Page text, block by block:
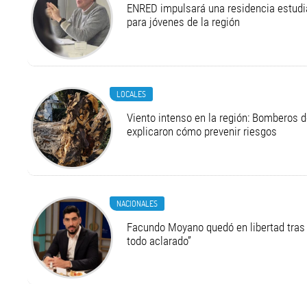
ENRED impulsará una residencia
para jóvenes de la región
LOCALES
Viento intenso en la región: Bomberos
explicaron cómo prevenir riesgos
NACIONALES
Facundo Moyano quedó en libertad
todo aclarado”